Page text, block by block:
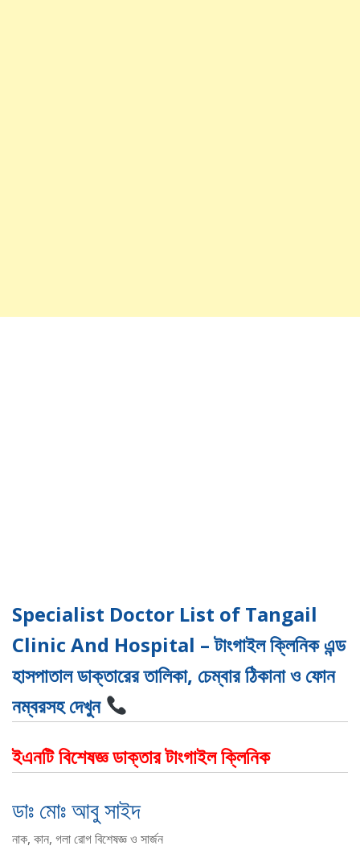
Specialist Doctor List of Tangail
Clinic And Hospital – টাংগাইল ক্লিনিক এন্ড
হাসপাতাল ডাক্তারের তালিকা, চেম্বার ঠিকানা ও ফোন
নম্বরসহ দেখুন
ইএনটি বিশেষজ্ঞ ডাক্তার টাংগাইল ক্লিনিক
ডাঃ মোঃ আবু সাইদ
নাক, কান, গলা রোগ বিশেষজ্ঞ ও সার্জন